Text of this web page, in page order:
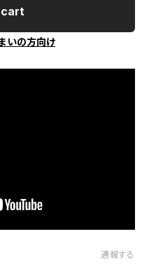
いの方向け
通報する